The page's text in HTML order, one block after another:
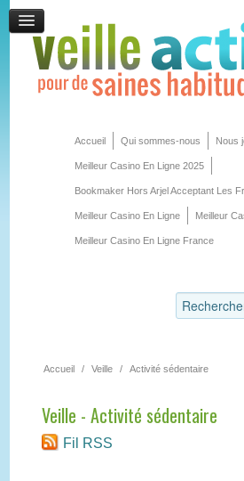
Accueil Qui sommes-nous Nous
Meilleur Casino En Ligne 2025
Bookmaker Hors Arjel Acceptant Les
Meilleur Casino En Ligne Meilleur
Meilleur Casino En Ligne France
Accueil / Veille / Activité sédentaire
Veille - Activité sédentaire
Fil RSS